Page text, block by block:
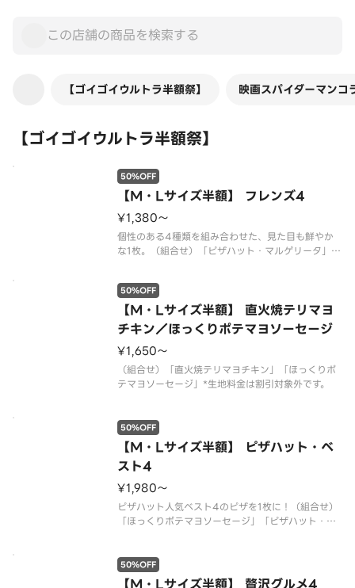
【ゴイゴイウルトラ半額祭】 映画スパイダーマン
【ゴイゴイウルトラ半額祭】
【M・Lサイズ半額】 フレンズ4
50%OFF
¥1,380〜
個性のある4種類を組み合わせた、見た目も鮮やか
な1枚。（組合せ）「ピザハット・マルゲリータ」
リームチーズベーコン」*生地料金は割引対象外で
す。
【M・Lサイズ半額】 直火焼テリマヨ
チキン／ほっくりポテマヨソーセージ
50%OFF
¥1,650〜
（組合せ）「直火焼テリマヨチキン」「ほっくりポ
テマヨソーセージ」*生地料金は割引対象外です。
【M・Lサイズ半額】 ピザハット・ベ
スト4
50%OFF
¥1,980〜
ピザハット人気ベスト4のピザを1枚に！（組合せ）
「ほっくりポテマヨソーセージ」「ピザハット・マ
50%OFF